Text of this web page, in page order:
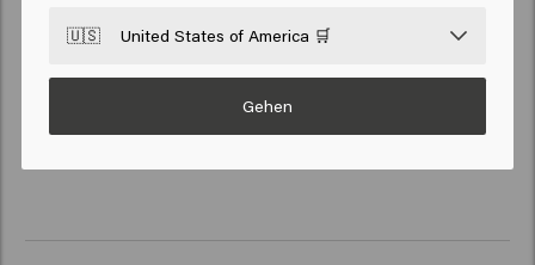
Verified Customer
Bin begeistert, kann ich nur empfehlen.
🇺🇸 United States of America 🛒
Gehen